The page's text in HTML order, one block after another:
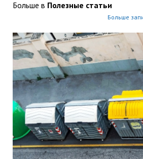
Больше в Полезные статьи
Больше